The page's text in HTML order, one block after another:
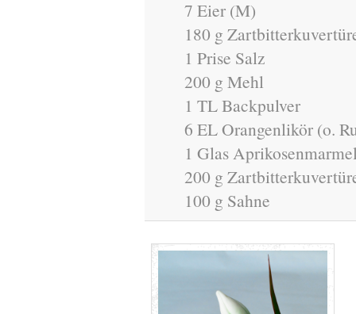
7 Eier (M)
180 g
1 Prise Salz
200 g Mehl
1 TL Backpulver
6 EL Orangenlikör (o.
1 Glas
200 g
100 g Sahne